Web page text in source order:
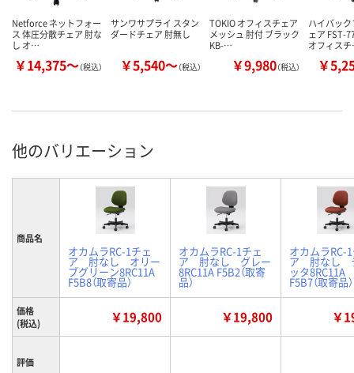
Netforce ネットフォー
ス 体圧分散チェア 肘な
し オ…
￥14,375～（税込）
サンワサプライ スタン
ダードチェア 肘無し
￥5,540～（税込）
TOKIO オフィスチェア
メッシュ 肘付 ブラック
KB-…
￥9,980（税込）
ハイバッ
ェア FST-
オフィス
￥
他のバリエーション
商品名
オカムラRC-1チェ
ア 肘なし オリー
ブグリーン8RC11A
F5B8（取寄品）
オカムラRC-1チェ
ア 肘なし グレー
8RC11A F5B2（取寄
品）
オカムラRC-
ア 肘なし
ッタ8RC11A
F5B7（取寄品）
価格
(税込)
￥19,800 ￥19,800 ￥
評価